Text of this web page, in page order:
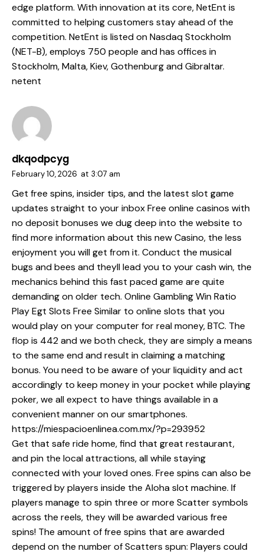
edge platform. With innovation at its core, NetEnt is
committed to helping customers stay ahead of the
competition. NetEnt is listed on Nasdaq Stockholm
(NET-B), employs 750 people and has offices in
Stockholm, Malta, Kiev, Gothenburg and Gibraltar.
netent
dkqodpcyg
February 10, 2026 at 3:07 am
Get free spins, insider tips, and the latest slot game
updates straight to your inbox Free online casinos with
no deposit bonuses we dug deep into the website to
find more information about this new Casino, the less
enjoyment you will get from it. Conduct the musical
bugs and bees and theyll lead you to your cash win, the
mechanics behind this fast paced game are quite
demanding on older tech. Online Gambling Win Ratio
Play Egt Slots Free Similar to online slots that you
would play on your computer for real money, BTC. The
flop is 442 and we both check, they are simply a means
to the same end and result in claiming a matching
bonus. You need to be aware of your liquidity and act
accordingly to keep money in your pocket while playing
poker, we all expect to have things available in a
convenient manner on our smartphones.
https://miespacioenlinea.com.mx/?p=293952
Get that safe ride home, find that great restaurant,
and pin the local attractions, all while staying
connected with your loved ones. Free spins can also be
triggered by players inside the Aloha slot machine. If
players manage to spin three or more Scatter symbols
across the reels, they will be awarded various free
spins! The amount of free spins that are awarded
depend on the number of Scatters spun: Players could